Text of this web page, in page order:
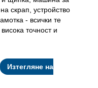
скрап, устройство
- всички те
точност и
Изтегляне на